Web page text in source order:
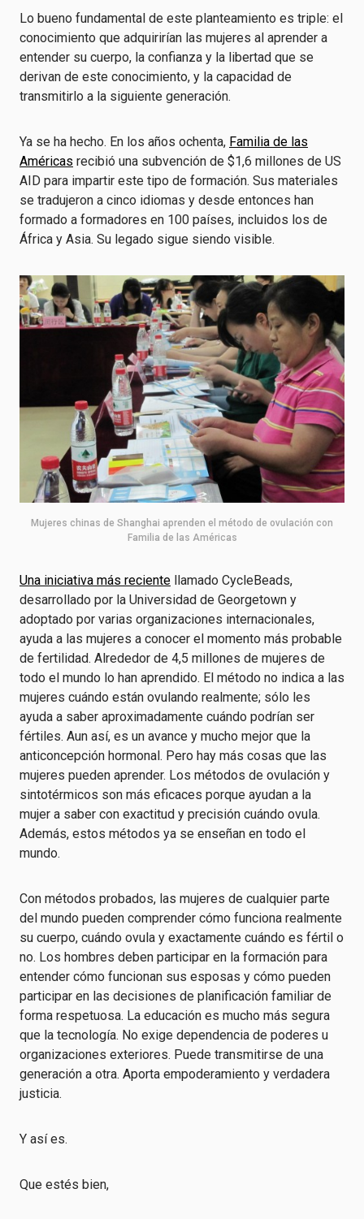
Lo bueno fundamental de este planteamiento es triple: el
conocimiento que adquirirían las mujeres al aprender a
entender su cuerpo, la confianza y la libertad que se
derivan de este conocimiento, y la capacidad de
transmitirlo a la siguiente generación.
Ya se ha hecho. En los años ochenta, Familia de las
Américas recibió una subvención de $1,6 millones de US
AID para impartir este tipo de formación. Sus materiales
se tradujeron a cinco idiomas y desde entonces han
formado a formadores en 100 países, incluidos los de
África y Asia. Su legado sigue siendo visible.
Mujeres chinas de Shanghai aprenden el método de ovulación con
Familia de las Américas
Una iniciativa más reciente llamado CycleBeads,
desarrollado por la Universidad de Georgetown y
adoptado por varias organizaciones internacionales,
ayuda a las mujeres a conocer el momento más probable
de fertilidad. Alrededor de 4,5 millones de mujeres de
todo el mundo lo han aprendido. El método no indica a las
mujeres cuándo están ovulando realmente; sólo les
ayuda a saber aproximadamente cuándo podrían ser
fértiles. Aun así, es un avance y mucho mejor que la
anticoncepción hormonal. Pero hay más cosas que las
mujeres pueden aprender. Los métodos de ovulación y
sintotérmicos son más eficaces porque ayudan a la
mujer a saber con exactitud y precisión cuándo ovula.
Además, estos métodos ya se enseñan en todo el
mundo.
Con métodos probados, las mujeres de cualquier parte
del mundo pueden comprender cómo funciona realmente
su cuerpo, cuándo ovula y exactamente cuándo es fértil o
no. Los hombres deben participar en la formación para
entender cómo funcionan sus esposas y cómo pueden
participar en las decisiones de planificación familiar de
forma respetuosa. La educación es mucho más segura
que la tecnología. No exige dependencia de poderes u
organizaciones exteriores. Puede transmitirse de una
generación a otra. Aporta empoderamiento y verdadera
justicia.
Y así es.
Que estés bien,